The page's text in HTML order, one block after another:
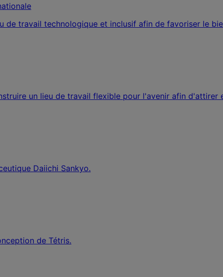
de travail technologique et inclusif afin de favoriser le
un lieu de travail flexible pour l'avenir afin d'attirer
Daiichi Sankyo.
de Tétris.